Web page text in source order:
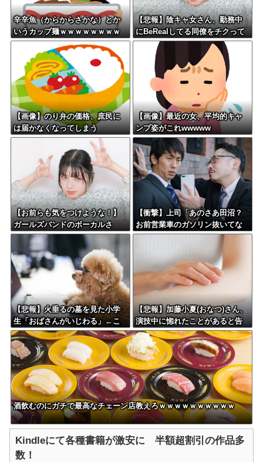
辛辛魚（からからさかな）とか
いうカップ麺ｗｗｗｗｗｗｗｗ
ｗｗ
【悲報】陰キャ女さん、勤務中
にBeRealしてる同僚をチクって
クビにさせたエピソードを大公
開←これガチだと思
う？？？？？
【画像】のり弁の価格、庶民に
は届かなくなってしまう
【画像】最近の女、平均的キャ
ンプ姿がこれwwwww
【お前らも気をつけような！】
ガールズバンドのボーカルさ
ん、客席ダイブした結果『こ
う』なってしまいお気持ち表明
してしまう…
【衝撃】上司「あのさあ田沼？
お前営業車のガソリン抜いてな
い？」俺「はぁ？どういうこと
替えたりしてない？？」←これw
w w w w w
【悲報】火垂るの墓を見た小学
生「おばさんがいじわる」←こ
れ、年代とともに変わっていく
よな…
【悲報】加藤小夏(おなつ)さん、
演技中に惚れたことがあると告
白wwwwww
酒飲むのにガチで最高なチェーン店教えろｗｗｗｗｗｗｗｗｗｗ
Kindleにて各種書籍が激安に 半額超割引の作品多
数！